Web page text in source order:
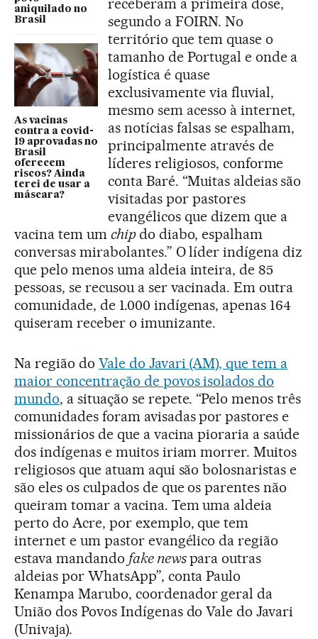
aniquilado no
Brasil
As vacinas
contra a covid-
19 aprovadas no
Brasil
oferecem
riscos? Ainda
terei de usar a
máscara?
receberam a primeira dose,
segundo a FOIRN. No
território que tem quase o
tamanho de Portugal e onde a
logística é quase
exclusivamente via fluvial,
mesmo sem acesso à internet,
as notícias falsas se espalham,
principalmente através de
líderes religiosos, conforme
conta Baré. “Muitas aldeias são
visitadas por pastores
evangélicos que dizem que a
vacina tem um chipdo diabo, espalham
conversas mirabolantes.” O líder indígena diz
que pelo menos uma aldeia inteira, de 85
pessoas, se recusou a ser vacinada. Em outra
comunidade, de 1.000 indígenas, apenas 164
quiseram receber o imunizante.
Na região do Vale do Javari (AM), que tem a
maior concentração de povos isolados do
mundo, a situação se repete. “Pelo menos três
comunidades foram avisadas por pastores e
missionários de que a vacina pioraria a saúde
dos indígenas e muitos iriam morrer. Muitos
religiosos que atuam aqui são bolosnaristas e
são eles os culpados de que os parentes não
queiram tomar a vacina. Tem uma aldeia
perto do Acre, por exemplo, que tem
internet e um pastor evangélico da região
estava mandando fake newspara outras
aldeias por WhatsApp”, conta Paulo
Kenampa Marubo, coordenador geral da
União dos Povos Indígenas do Vale do Javari
(Univaja).